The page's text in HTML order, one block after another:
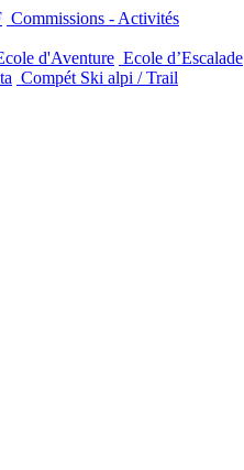
Commissions - Activités
d'Aventure Ecole d’Escalade
Compét Ski alpi / Trail